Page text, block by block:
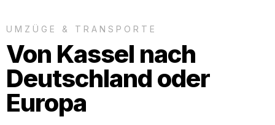
UMZÜGE & TRANSPORTE
Von Kassel nach
Deutschland oder
Europa